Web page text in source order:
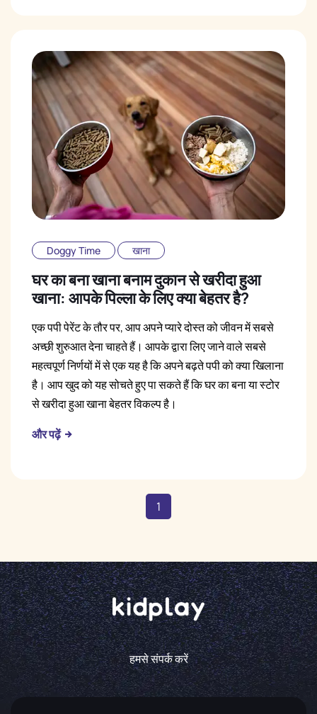
Doggy Time खाना
घर का बना खाना बनाम दुकान से खरीदा हुआ
खाना: आपके पिल्ला के लिए क्या बेहतर है?
एक पपी पेरेंट के तौर पर, आप अपने प्यारे दोस्त को जीवन में सबसे
अच्छी शुरुआत देना चाहते हैं। आपके द्वारा लिए जाने वाले सबसे
महत्वपूर्ण निर्णयों में से एक यह है कि अपने बढ़ते पपी को क्या खिलाना
है। आप खुद को यह सोचते हुए पा सकते हैं कि घर का बना या स्टोर
से खरीदा हुआ खाना बेहतर विकल्प है।
और पढ़ें
1
हमसे संपर्क करें